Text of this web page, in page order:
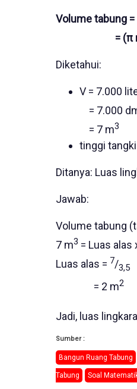
Volume tabung
= (π
Diketahui:
V = 7.000
= 7.000
= 7 m3
tinggi
Ditanya: Luas
Jawab:
Volume tabung
7 m3 = Luas alas
Luas alas = 7/3,5
= 2 m2
Jadi, luas
Sumber :
Bangun Ruang Tabung
Tabung Soal